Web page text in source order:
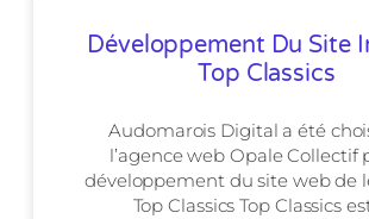
Développement Du Site
Top Classics
Audomarois Digital a été
l’agence web Opale Collectif
développement du site web de
Top Classics Top Classics